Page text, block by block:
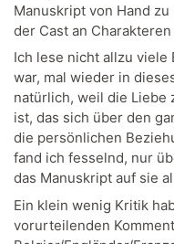
Manuskript von Hand
der Cast an
Ich lese nicht allzu viele
war, mal wieder in
natürlich, weil die Liebe
ist, das sich über den
die persönlichen
fand ich fesselnd, nur
das Manuskript auf sie
Ein klein wenig Kritik
vorurteilenden